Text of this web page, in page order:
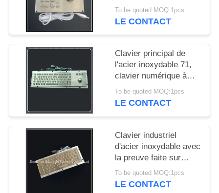
de boule de commande
To be quoted MOQ:1pcs
LE CONTACT
Clavier principal de
l'acier inoxydable 71,
clavier numérique à
l'épreuve du
vandalisme avec la
To be quoted MOQ:1pcs
LE CONTACT
Clavier industriel
d'acier inoxydable avec
la preuve faite sur
commande de rouille
de disposition de boule
To be quoted MOQ:1pcs
LE CONTACT